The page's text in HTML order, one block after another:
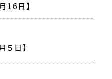
16日】
５日】